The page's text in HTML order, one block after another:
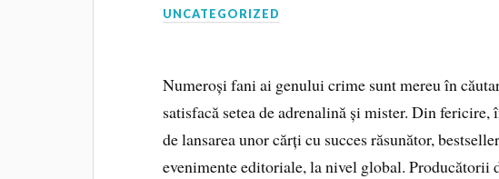
UNCATEGORIZED
Numeroși fani ai genului crime sunt mereu în
satisfacă setea de adrenalină și mister. Din
de lansarea unor cărți cu succes răsunător,
evenimente editoriale, la nivel global.